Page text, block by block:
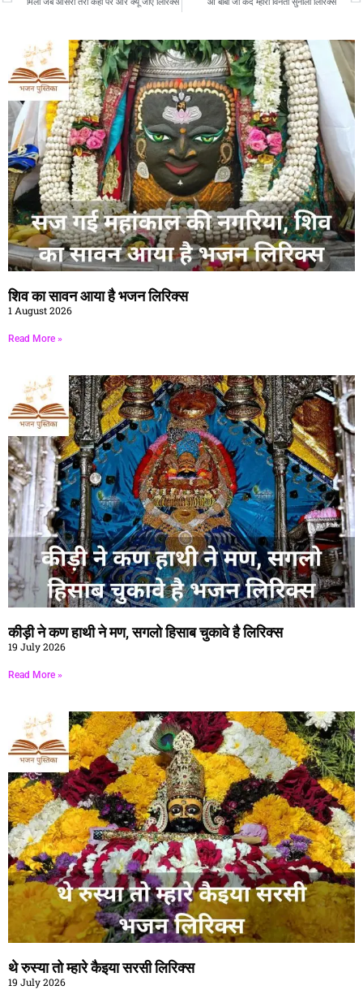
शिव का सावन आया है भजन लिरिक्स
1 August 2026
Read More »
कीड़ी ने कण हाथी ने मण, सगलो हिसाब चुकावे है लिरिक्स
19 July 2026
Read More »
थे रुस्या तो म्हारे कैइया सरसी लिरिक्स
19 July 2026